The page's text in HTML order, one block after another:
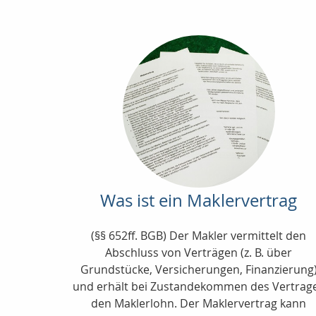
Was ist ein Maklervertrag
(§§ 652ff. BGB) Der Makler vermittelt den
Abschluss von Verträgen (z. B. über
Grundstücke, Versicherungen,
und erhält bei Zustandekommen des
den Maklerlohn. Der Maklervertrag kann